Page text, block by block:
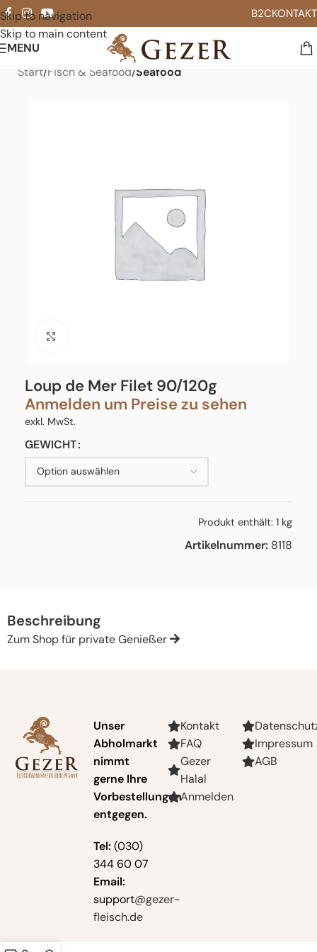
Skip to navigation
Skip to main content
B2CKONTAKT
MENU
Start Fisch & Seafood Seafood
Loup de Mer Filet 90/120g
Anmelden um Preise zu sehen
exkl. MwSt.
GEWICHT
Produkt enthält: 1 kg
Artikelnummer: 8118
Beschreibung
Zum Shop für private Genießer
Unser
Abholmarkt
nimmt
gerne Ihre
Vorbestellungen
entgegen.
Tel: (030)
344 60 07
Email:
support@gezer-
fleisch.de
Kontakt
FAQ
Gezer
Halal
Anmelden
Impressum
AGB